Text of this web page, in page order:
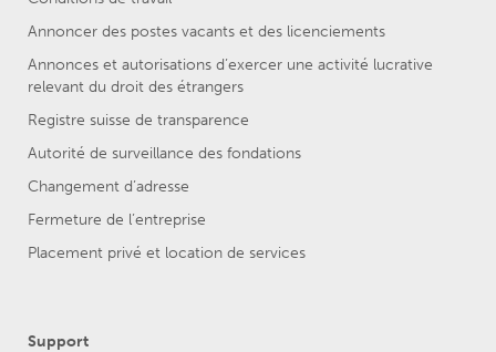
Annoncer des postes vacants et des licenciements
Annonces et autorisations d’exercer une activité lucrative
relevant du droit des étrangers
Registre suisse de transparence
Autorité de surveillance des fondations
Changement d’adresse
Fermeture de l’entreprise
Placement privé et location de services
Support